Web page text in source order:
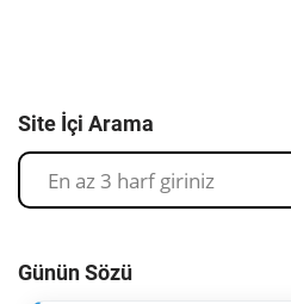
Site İçi Arama
Günün Sözü